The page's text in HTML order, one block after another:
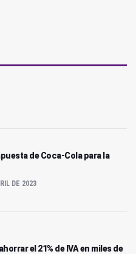
de Coca-Cola para la
DE 2023
el 21% de IVA en miles de